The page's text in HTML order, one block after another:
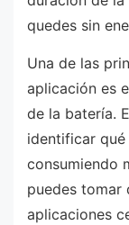
quedes sin
Una de las
aplicación es
de la batería.
identificar
consumiendo
puedes tomar
aplicaciones